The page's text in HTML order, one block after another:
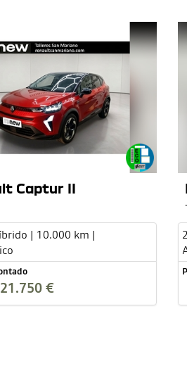
Captur II
| 10.000 km |
21.750 €